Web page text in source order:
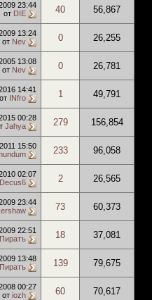
23:44
от DIE 40 56,867
13:24
от Nev 0 26,255
13:08
от Nev 0 26,781
14:41
от INfro 1 49,791
00:28
Jahya 279 156,854
15:50
233 96,058
02:07
Decus6 2 26,565
23:44
73 60,373
22:51
Пиратъ 18 37,081
13:48
Пиратъ 139 79,675
00:27
от iozh 60 70,617